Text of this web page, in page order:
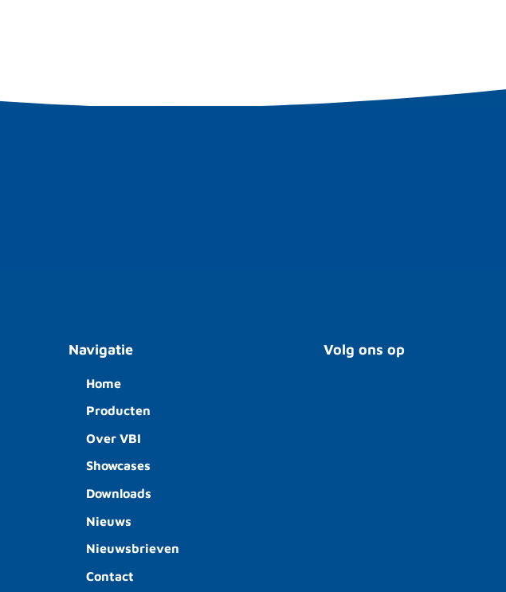
Navigatie
Home
Producten
Over VBI
Showcases
Downloads
Nieuws
Nieuwsbrieven
Contact
Volg ons op